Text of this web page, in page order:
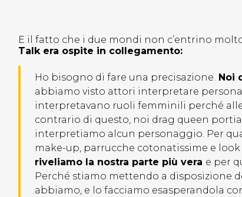
E il fatto che i due mondi non c’entrino
Talk era ospite in collegamento:
Ho bisogno di fare una precisazione. Noi
abbiamo visto attori interpretare
interpretavano ruoli femminili perché
contrario di questo, noi drag queen
interpretiamo alcun personaggio. Per
make-up, parrucche cotonatissime e
riveliamo la nostra parte più vera e per
Perché stiamo mettendo a disposizione
abbiamo, e lo facciamo esasperandola